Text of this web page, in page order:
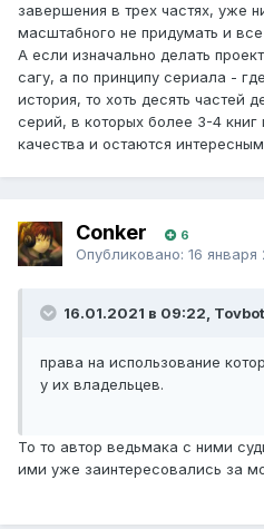
завершения в трех частях, уже
масштабного не придумать и
А если изначально делать
сагу, а по принципу сериала -
история, то хоть десять частей
серий, в которых более 3-4 книг
качества и остаются
Conker 6
Опубликовано: 16 января
16.01.2021 в 09:22,
права на использование
у их владельцев.
То то автор ведьмака с ними
ими уже заинтересовались за